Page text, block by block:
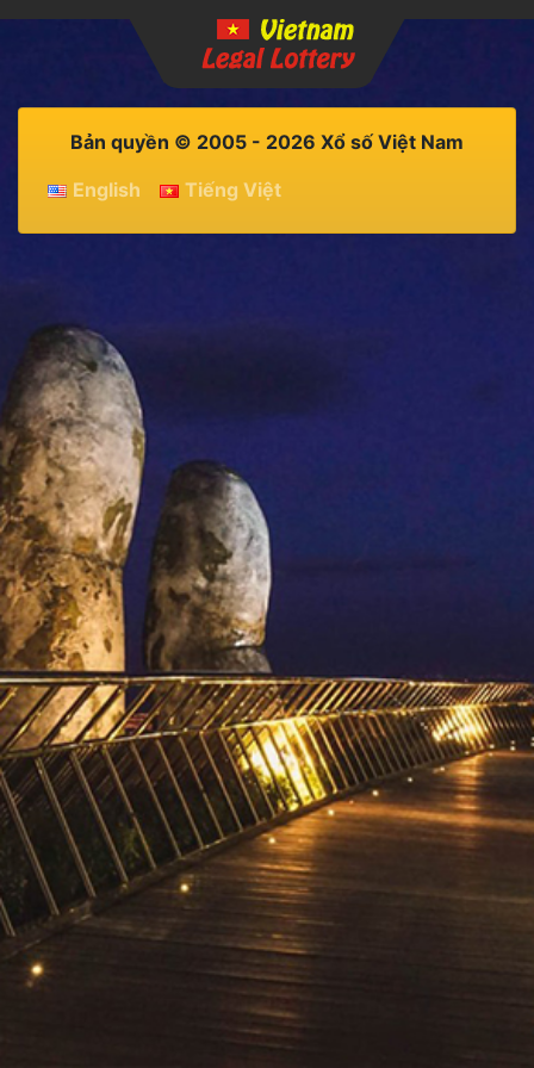
Bản quyền © 2005 - 2026 Xổ số Việt Nam
English
Tiếng Việt